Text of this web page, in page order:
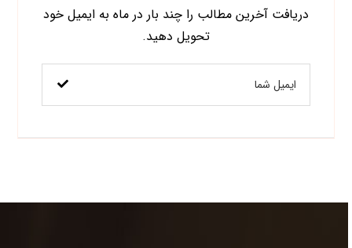
دریافت آخرین مطالب را چند بار در ماه به ایمیل خود
تحویل دهید.